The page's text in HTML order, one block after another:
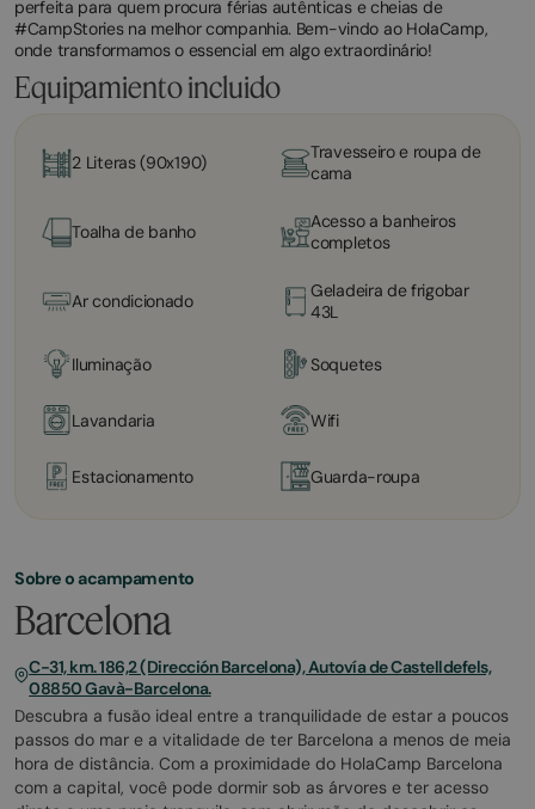
perfeita para quem procura férias autênticas e cheias de
#CampStories na melhor companhia. Bem-vindo ao HolaCamp,
onde transformamos o essencial em algo extraordinário!
Equipamiento incluido
2 Literas (90x190)
Travesseiro e roupa de
cama
Toalha de banho
Acesso a banheiros
completos
Ar condicionado
Geladeira de frigobar
43L
Iluminação Soquetes
Lavandaria Wifi
Estacionamento Guarda-roupa
Sobre o acampamento
Barcelona
C-31, km. 186,2 (Dirección Barcelona), Autovía de Castelldefels,
08850 Gavà-Barcelona.
Descubra a fusão ideal entre a tranquilidade de estar a poucos
passos do mar e a vitalidade de ter Barcelona a menos de meia
hora de distância. Com a proximidade do HolaCamp Barcelona
com a capital, você pode dormir sob as árvores e ter acesso